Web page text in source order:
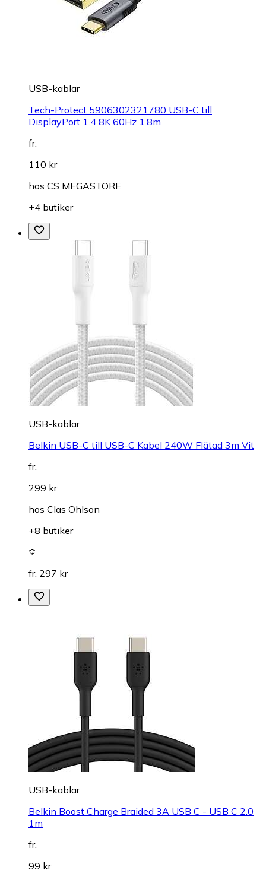
USB-kablar
Tech-Protect 5906302321780 USB-C till
DisplayPort 1.4 8K 60Hz 1.8m
fr.
110 kr
hos CS MEGASTORE
+4 butiker
USB-kablar
Belkin USB-C till USB-C Kabel 240W Flätad 3m Vit
fr.
299 kr
hos Clas Ohlson
+8 butiker
fr. 297 kr
USB-kablar
Belkin Boost Charge Braided 3A USB C - USB C 2.0
1m
fr.
99 kr